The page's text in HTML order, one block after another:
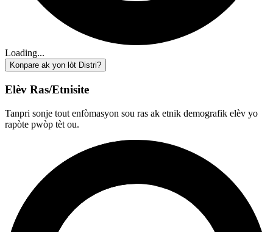
Loading...
Konpare ak yon lòt Distri?
Elèv Ras/Etnisite
Tanpri sonje tout enfòmasyon sou ras ak etnik demografik elèv yo
rapòte pwòp tèt ou.